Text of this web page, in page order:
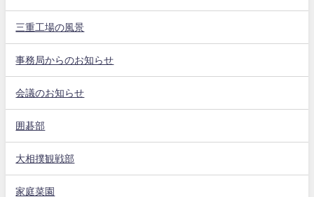
三重工場の風景
事務局からのお知らせ
会議のお知らせ
囲碁部
大相撲観戦部
家庭菜園